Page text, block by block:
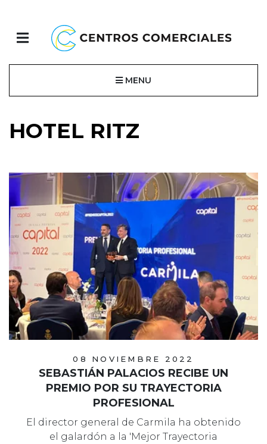
MENU
HOTEL RITZ
08 NOVIEMBRE 2022
SEBASTIÁN PALACIOS RECIBE UN
PREMIO POR SU TRAYECTORIA
PROFESIONAL
El director general de Carmila ha obtenido
el galardón a la 'Mejor Trayectoria